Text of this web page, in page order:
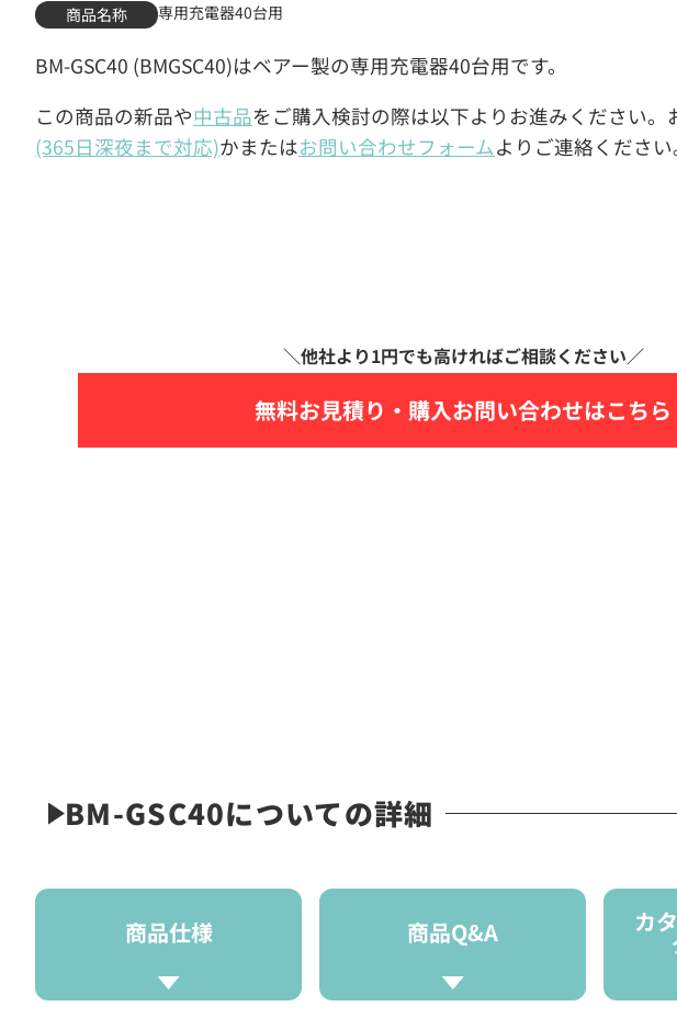
商品名称
専用充電器40台用
BM-GSC40 (BMGSC40)はベアー製の専用充電器40台用です。
この商品の新品や中古品をご購入検討の際は以下よりお進みください。
(365日深夜まで対応)かまたはお問い合わせフォームよりご連絡ください
無料お見積り・ 購入お問い合わせはこちら
BM-GSC40についての詳細
商品仕様 商品Q&A カ